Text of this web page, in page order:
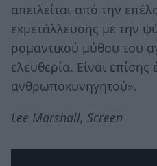
απειλείται από την
εκμετάλλευσης με την
ρομαντικού μύθου του
ελευθερία. Είναι
ανθρωποκυνηγητού».
Lee Marshall, Screen